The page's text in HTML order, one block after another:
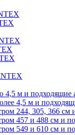
4,5 м и подходящие
4,5 м и
244, 305, 366 см
457 и 488 cм и
549 и 610 см и